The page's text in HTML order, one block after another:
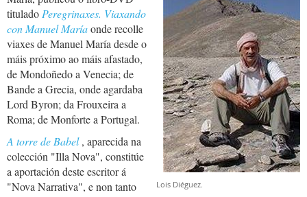
Lois Diéguez.
titulado Peregrinaxes. Viaxando
con Manuel Maríaonde recolle
viaxes de Manuel María desde o
máis próximo ao máis afastado,
de Mondoñedo a Venecia; de
Bande a Grecia, onde agardaba
Lord Byron; da Frouxeira a
Roma; de Monforte a Portugal.
A torre de Babel, aparecida na
colección "Illa Nova", constitúe
a aportación deste escritor á
"Nova Narrativa", e non tanto